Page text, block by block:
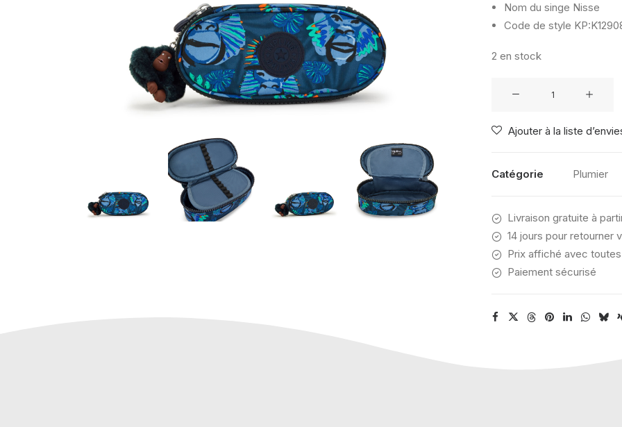
Nom du singe Nisse
Code de style
2 en stock
DUOBOX
MONKEY
Ajouter à la liste
Catégorie Plumier
Livraison gratuite à
14 jours pour retourner
Prix affiché avec
Paiement sécurisé